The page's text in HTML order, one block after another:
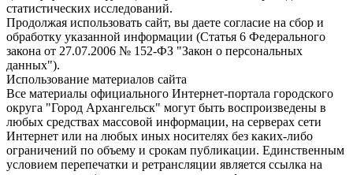
статистических исследований.
Продолжая использовать сайт, вы даете согласие на сбор и
обработку указанной информации (Статья 6 Федерального
закона от 27.07.2006 № 152-ФЗ "Закон о персональных
данных").
Использование материалов сайта
Все материалы официального Интернет-портала городского
округа "Город Архангельск" могут быть воспроизведены в
любых средствах массовой информации, на серверах сети
Интернет или на любых иных носителях без каких-либо
ограничений по объему и срокам публикации. Единственным
условием перепечатки и ретрансляции является ссылка на